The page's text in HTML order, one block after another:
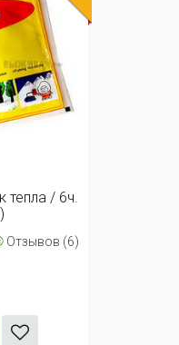
тепла / 6ч.
Отзывов (6)